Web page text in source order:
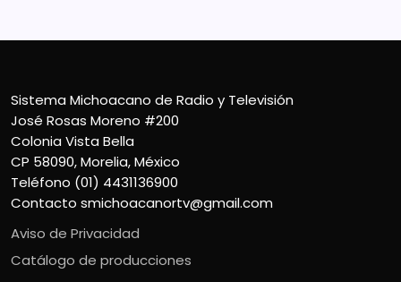
Sistema Michoacano de Radio y Televisión
José Rosas Moreno #200
Colonia Vista Bella
CP 58090, Morelia, México
Teléfono (01) 4431136900
Contacto smichoacanortv@gmail.com
Aviso de Privacidad
Catálogo de producciones